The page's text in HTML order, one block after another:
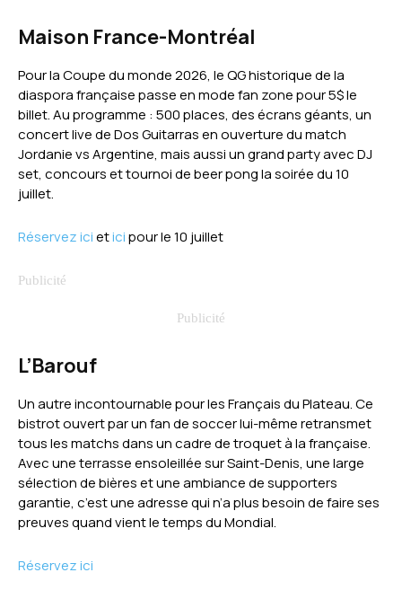
Maison France-Montréal
Pour la Coupe du monde 2026, le QG historique de la
diaspora française passe en mode fan zone pour 5$ le
billet. Au programme : 500 places, des écrans géants, un
concert live de Dos Guitarras en ouverture du match
Jordanie vs Argentine, mais aussi un grand party avec DJ
set, concours et tournoi de beer pong la soirée du 10
juillet.
Réservez icieticipour le 10 juillet
L’Barouf
Un autre incontournable pour les Français du Plateau. Ce
bistrot ouvert par un fan de soccer lui-même retransmet
tous les matchs dans un cadre de troquet à la française.
Avec une terrasse ensoleillée sur Saint-Denis, une large
sélection de bières et une ambiance de supporters
garantie, c’est une adresse qui n’a plus besoin de faire ses
preuves quand vient le temps du Mondial.
Réservez ici